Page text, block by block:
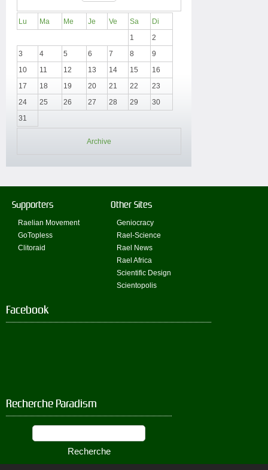
Lu Ma Me Je Ve Sa
Di
1
2
3
4 5 6 7 8
9
10
11 12 13 14 15
16
17
18 19 20 21 22
23
24
25 26 27 28 29
30
31
Archive
Supporters
Raelian Movement
GoTopless
Clitoraid
Other Sites
Geniocracy
Rael-Science
Rael News
Rael Africa
Scientific Design
Scientopolis
Facebook
Recherche Paradism